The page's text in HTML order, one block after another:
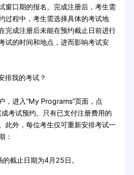
窗口期的报名。完成注册后，考生需
过程中，考生需选择具体的考试地
完成注册后未能在预约截止日前进行
试的时间和地点，进而影响考试安
我的考试？
进入“My Programs”页面，点
考试预约。只有已支付注册费用的
此外，每位考生仅可重新安排考试一
：
截止日期为4月25日。